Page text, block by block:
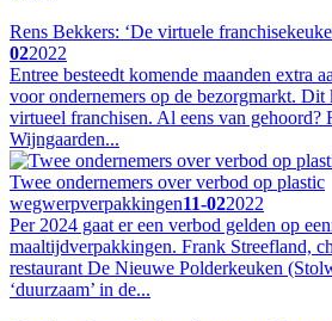
Rens Bekkers: ‘De virtuele
022022
Entree besteedt komende maanden extra
voor ondernemers op de bezorgmarkt. Dit
virtueel franchisen. Al eens van gehoord?
Wijngaarden...
Twee ondernemers over verbod op plastic
wegwerpverpakkingen11-022022
Per 2024 gaat er een verbod gelden op
maaltijdverpakkingen. Frank Streefland,
restaurant De Nieuwe Polderkeuken
‘duurzaam’ in de...